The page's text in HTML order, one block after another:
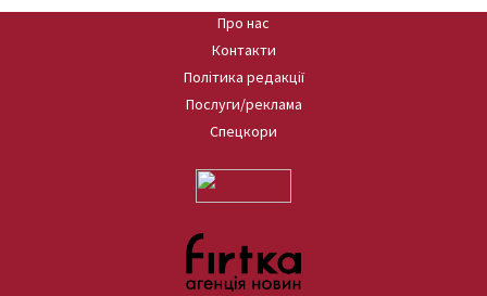
Про нас
Контакти
Політика редакції
Послуги/реклама
Спецкори